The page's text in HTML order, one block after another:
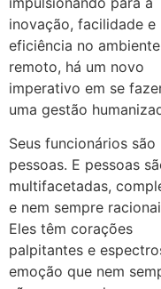
inovação, facilidade e
eficiência no ambiente
remoto, há um novo
imperativo em se
uma gestão
Seus funcionários são
pessoas. E pessoas
multifacetadas,
e nem sempre
Eles têm corações
palpitantes e
emoção que nem